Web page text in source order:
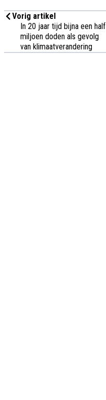
Vorig artikel
In 20 jaar tijd bijna een half
miljoen doden als gevolg
van klimaatverandering